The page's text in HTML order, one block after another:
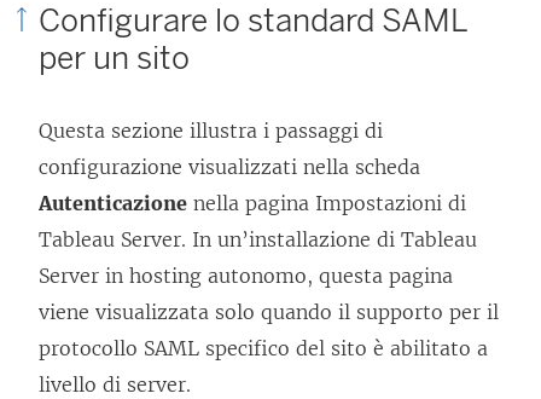
Configurare lo standard SAML
per un sito
Questa sezione illustra i passaggi di
configurazione visualizzati nella scheda
Autenticazione nella pagina Impostazioni di
Tableau Server. In un’installazione di Tableau
Server in hosting autonomo, questa pagina
viene visualizzata solo quando il supporto per il
protocollo SAML specifico del sito è abilitato a
livello di server.